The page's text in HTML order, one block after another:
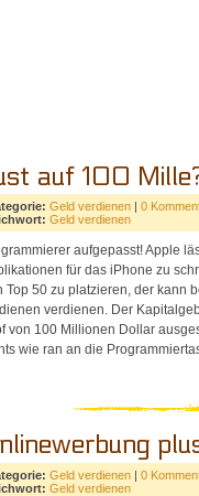
auf 100
Geld verdienen
0
Geld verdienen
aufgepasst! Apple
für das iPhone zu
Top 50 zu platzieren, der kann
verdienen. Der
von 100 Millionen Dollar
wie ran an die
Geld verdienen | 0
Geld verdienen